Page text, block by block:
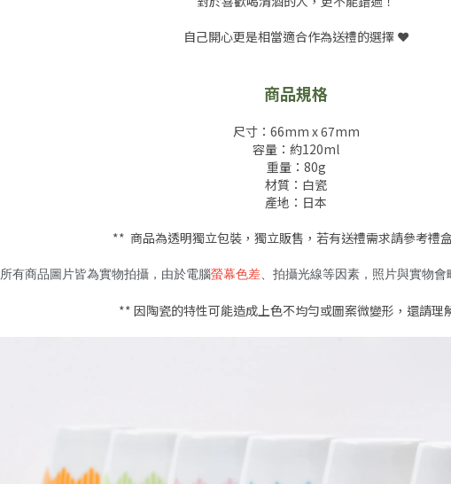
自己開心更是相當適合作為送禮的選擇 ❤️
商品規格
尺寸：66mm x 67mm
容量：約120ml
重量：80g
材質：白瓷
產地：日本
** 商品為透明獨立包裝，獨立販售，若有送禮需求請參考禮
所有商品圖片皆為實物拍攝，由於電腦螢幕色差、拍攝光線等因素，照片與實物
** 因陶瓷的特性可能造成上色不均勻或圖案微變形，還請理